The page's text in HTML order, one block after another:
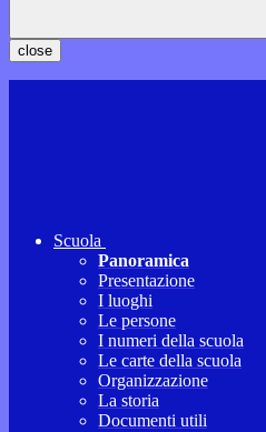
close
Scuola
Panoramica
Presentazione
I luoghi
Le persone
I numeri della scuola
Le carte della scuola
Organizzazione
La storia
Documenti utili